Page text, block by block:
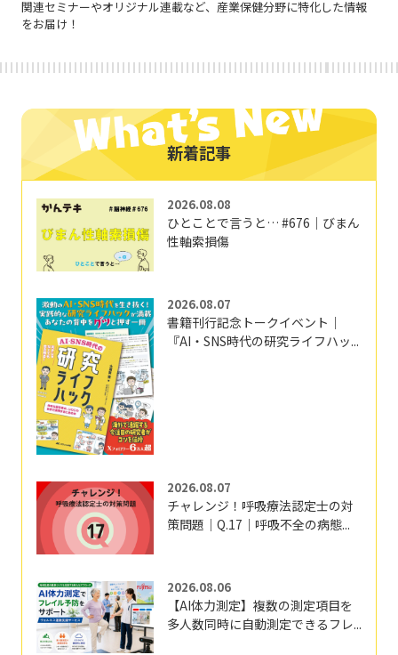
関連セミナーやオリジナル連載など、産業保健分野に特化した情報
をお届け！
新着記事
2026.08.08
ひとことで言うと… #676｜びまん
性軸索損傷
2026.08.07
書籍刊行記念トークイベント｜
『AI・SNS時代の研究ライフハッ...
2026.08.07
チャレンジ！呼吸療法認定士の対
策問題｜Q.17｜呼吸不全の病態...
2026.08.06
【AI体力測定】複数の測定項目を
多人数同時に自動測定できるフレ...